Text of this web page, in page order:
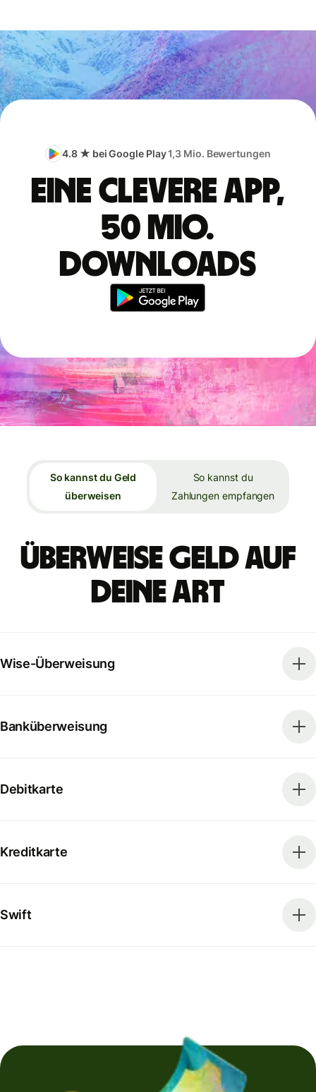
4.8 ★ bei Google Play1,3 Mio. Bewertungen
Eine clevere App,
50 Mio.
Downloads
So kannst du Geld
überweisen
So kannst du
Zahlungen empfangen
Überweise Geld auf
deine Art
Wise-Überweisung
Banküberweisung
Debitkarte
Kreditkarte
Swift